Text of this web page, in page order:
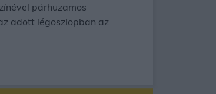
párhuzamos
adott légoszlopban az